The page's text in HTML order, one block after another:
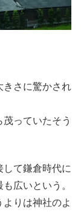
きさに驚かされ
っていたそう
て鎌倉時代に
広いという。
りは神社のよ